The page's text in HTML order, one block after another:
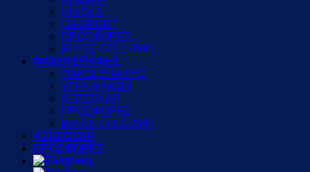
UNISEX
ΓΙΑ SPORT
ΠΡΟΣΦΟΡΕΣ
IMAGE COLLUMN
ΦΑΚΟΙ ΕΠΑΦΗΣ
ΦΑΚΟΙ ΕΠΑΦΗΣ
ΥΓΡΑ ΦΑΚΩΝ
ΑΞΕΣΟΥΑΡ
ΠΡΟΣΦΟΡΕΣ
IMAGE COLLUMN
ΑΞΕΣΟΥΑΡ
ΠΡΟΣΦΟΡΕΣ